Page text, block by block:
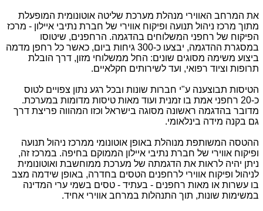
את המרחב האווירי מנהלת מערכת שליטה אוטונומית המופעלת
מתוך מרכז ניהול תנועה ופיקוח אווירי של חברת נתיבי איילון - מרכז
הפיקוח של רחפני המשלוחים בהדגמה. הרחפנים, שיטוסו
במסגרת ההדגמה, יבצעו כ-300 גיחות ביום, כאשר כל רחפן מדמה
ביצוע משימה מסוגים שונים: החל ממשלוחי מזון, דרך הובלת
תרופות וציוד רפואי, ועד לשירותים חקלאיים.
הטיסות תבוצענה ע"י חברות שונות ובכל רגע נתון צפויים לטוס
כ-20 רחפני אמת בו זמנית ועוד מאות טיסות מדומות במערכת.
מדובר בהדגמה ראשונה מסוגה בישראל וכזו המהווה פריצת דרך
גם בקנה מידה בינלאומי.
ההטסה המשותפת מנוהלת באופן אוטונומי ממרכז ניהול תנועה
ופיקוח אווירי של חברת נתיבי איילון הממוקם בחיפה. במרכז זה,
ניתן יהיה לראות את הדגמתה של מערכת ממוחשבת ואוטונומית
לניהול ופיקוח אווירי לרחפנים הטסים בחדרה, באופן שידמה מצב
בו עשרות או מאות רחפנים - בעתיד - טסים בשמי ערי המדינה
במשימות שונות, תוך התנהלות במרחב אווירי אחיד.